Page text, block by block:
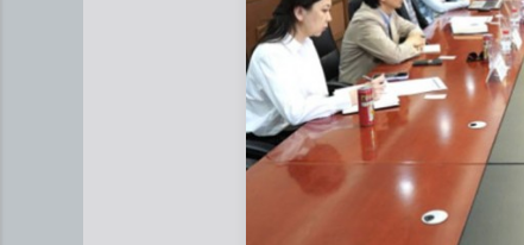
Нийгмийн даатгалын